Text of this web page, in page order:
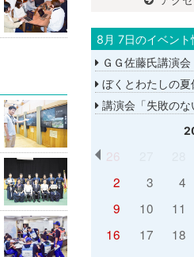
8月 7日のイベント
ＧＧ佐藤氏講演会
ぼくとわたしの
講演会「失敗のない人生に
26
2
3 4
9
10 11
16
17 18